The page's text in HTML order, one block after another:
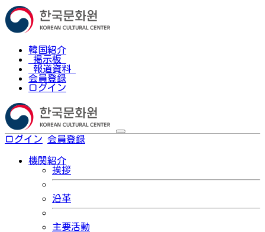
韓国紹介
掲示板
報道資料
会員登録
ログイン
ログイン 会員登録
機関紹介
挨拶
沿革
主要活動